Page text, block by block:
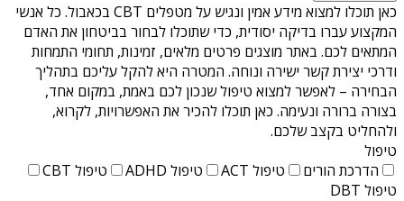
כאן תוכלו למצוא מידע אמין ונגיש על מטפלים CBT בכאבול
. כל אנשי
המקצוע עברו בדיקה יסודית, כדי שתוכלו לבחור בביטחון את האדם
המתאים לכם. באתר מוצגים פרטים מלאים, זמינות, תחומי התמחות
ודרכי יצירת קשר ישירה ונוחה. המטרה היא להקל עליכם בתהליך
הבחירה – לאפשר למצוא טיפול שנכון לכם באמת, במקום אחד,
בצורה ברורה ונעימה. כאן תוכלו להכיר את האפשרויות, לקרוא,
ולהחליט בקצב שלכם.
טיפול
הדרכת הורים
טיפול ACT טיפול ADHD
טיפול CBT
טיפול DBT